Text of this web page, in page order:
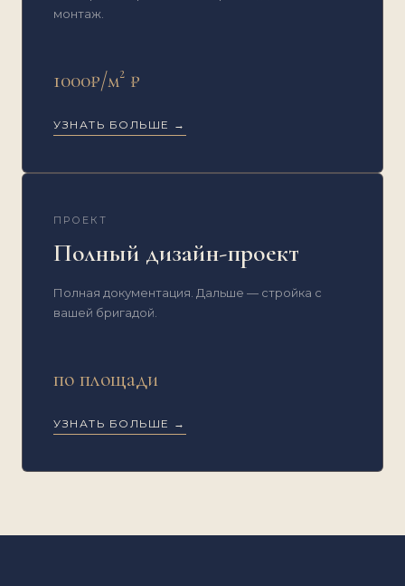
монтаж.
1000₽/м² ₽
УЗНАТЬ БОЛЬШЕ →
ПРОЕКТ
Полный дизайн-проект
Полная документация. Дальше — стройка с
вашей бригадой.
по площади
УЗНАТЬ БОЛЬШЕ →